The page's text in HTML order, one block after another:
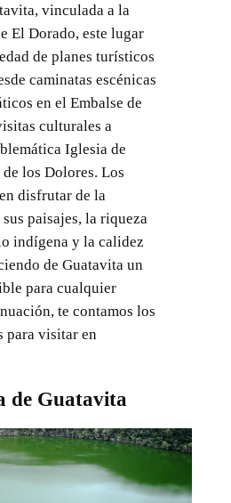
vinculada a la
El Dorado, este lugar
de planes turísticos
caminatas escénicas
en el Embalse de
culturales a
Iglesia de
los Dolores. Los
disfrutar de la
paisajes, la riqueza
indígena y la calidez
de Guatavita un
para cualquier
te contamos los
para visitar en
de Guatavita